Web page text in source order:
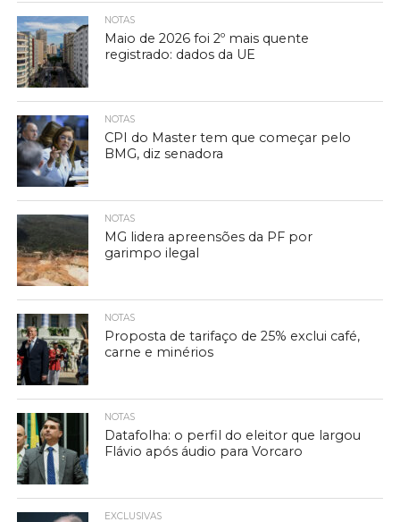
NOTAS
Maio de 2026 foi 2º mais quente
registrado: dados da UE
NOTAS
CPI do Master tem que começar pelo
BMG, diz senadora
NOTAS
MG lidera apreensões da PF por
garimpo ilegal
NOTAS
Proposta de tarifaço de 25% exclui café,
carne e minérios
NOTAS
Datafolha: o perfil do eleitor que largou
Flávio após áudio para Vorcaro
EXCLUSIVAS